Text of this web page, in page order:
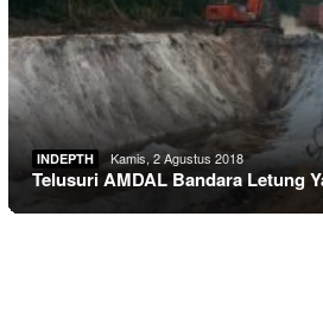
INDEPTH Kamis, 2 Agustus 2018
Telusuri AMDAL Bandara Letung